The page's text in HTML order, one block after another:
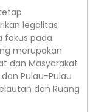
legalitas
fokus pada
merupakan
dan Masyarakat
Pulau-Pulau
dan Ruang